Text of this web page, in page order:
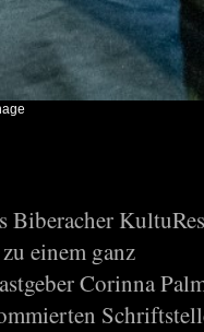
Biberacher
einem ganz
Corinna